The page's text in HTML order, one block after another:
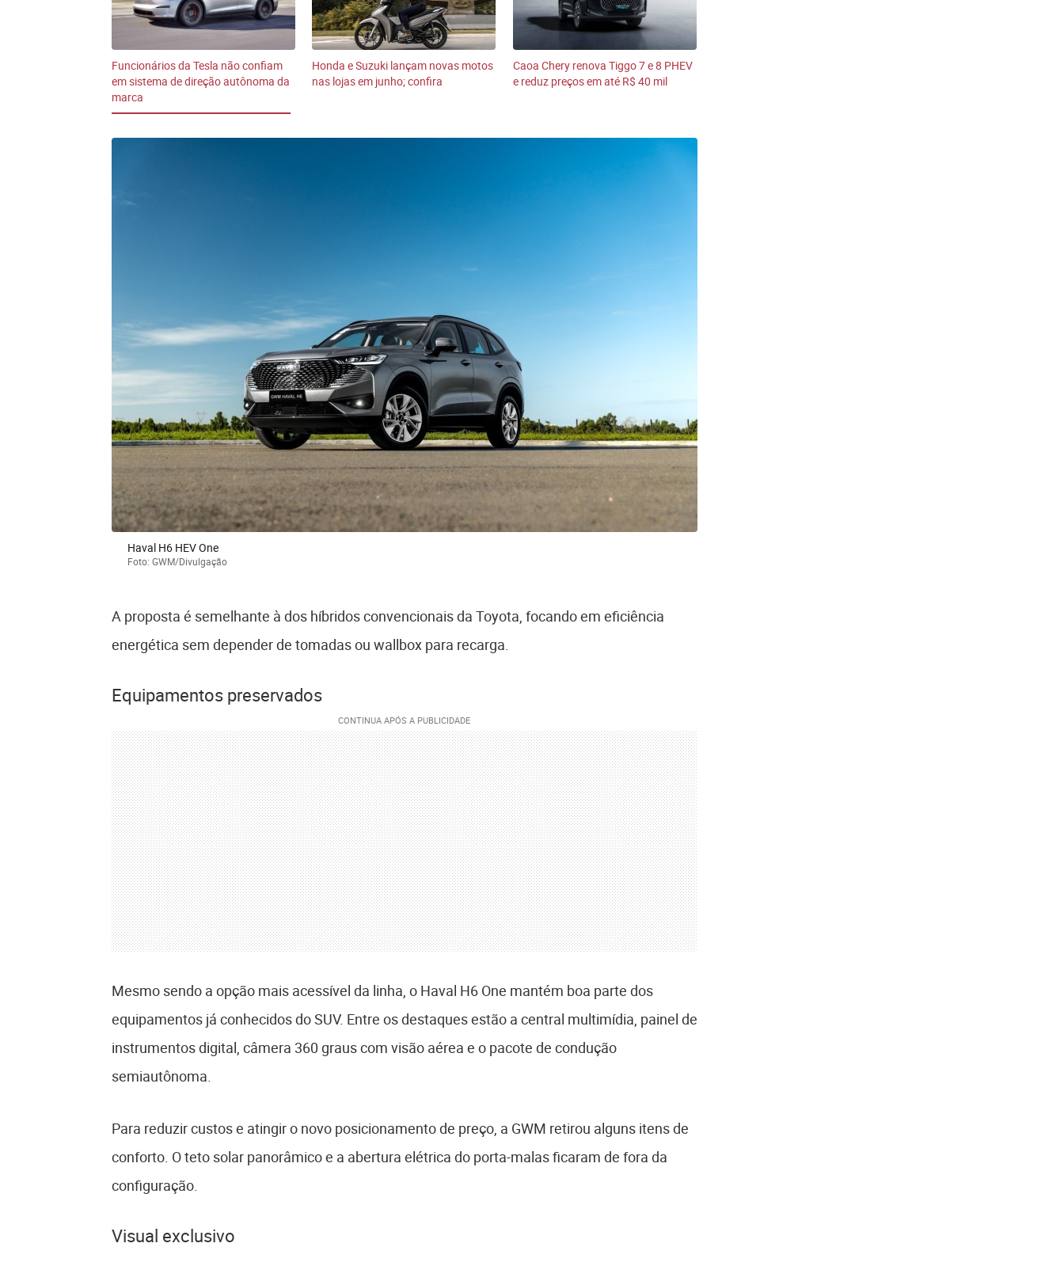
Funcionários da Tesla não confiam
em sistema de direção autônoma da
marca
Honda e Suzuki lançam novas motos
nas lojas em junho; confira
Caoa Chery renova Tiggo 7 e 8 PHEV
e reduz preços em até R$ 40 mil
Haval H6 HEV One
Foto: GWM/Divulgação
A proposta é semelhante à dos híbridos convencionais da Toyota, focando em eficiência
energética sem depender de tomadas ou wallbox para recarga.
Equipamentos preservados
Mesmo sendo a opção mais acessível da linha, o Haval H6 One mantém boa parte dos
equipamentos já conhecidos do SUV. Entre os destaques estão a central multimídia, painel de
instrumentos digital, câmera 360 graus com visão aérea e o pacote de condução
semiautônoma.
Para reduzir custos e atingir o novo posicionamento de preço, a GWM retirou alguns itens de
conforto. O teto solar panorâmico e a abertura elétrica do porta-malas ficaram de fora da
configuração.
Visual exclusivo